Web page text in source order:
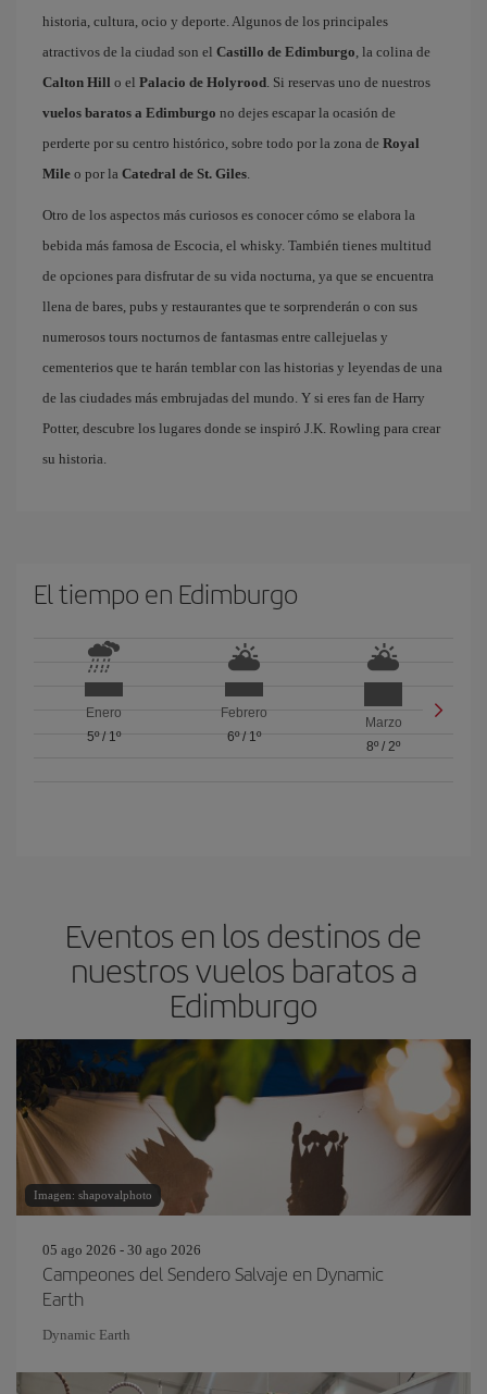
historia, cultura, ocio y deporte. Algunos de los principales
atractivos de la ciudad son el Castillo de Edimburgo, la colina de
Calton Hill o el Palacio de Holyrood. Si reservas uno de nuestros
vuelos baratos a Edimburgo no dejes escapar la ocasión de
perderte por su centro histórico, sobre todo por la zona de Royal
Mile o por la Catedral de St. Giles.
Otro de los aspectos más curiosos es conocer cómo se elabora la
bebida más famosa de Escocia, el whisky. También tienes multitud
de opciones para disfrutar de su vida nocturna, ya que se encuentra
llena de bares, pubs y restaurantes que te sorprenderán o con sus
numerosos tours nocturnos de fantasmas entre callejuelas y
cementerios que te harán temblar con las historias y leyendas de una
de las ciudades más embrujadas del mundo. Y si eres fan de Harry
Potter, descubre los lugares donde se inspiró J.K. Rowling para crear
su historia.
El tiempo en Edimburgo
Enero
5º/ 1º
Febrero
6º/ 1º
Marzo
8º /2º
Eventos en los destinos de
nuestros vuelos baratos a
Edimburgo
Imagen: shapovalphoto
05 ago 2026 - 30 ago 2026
Campeones del Sendero Salvaje en Dynamic
Earth
Dynamic Earth